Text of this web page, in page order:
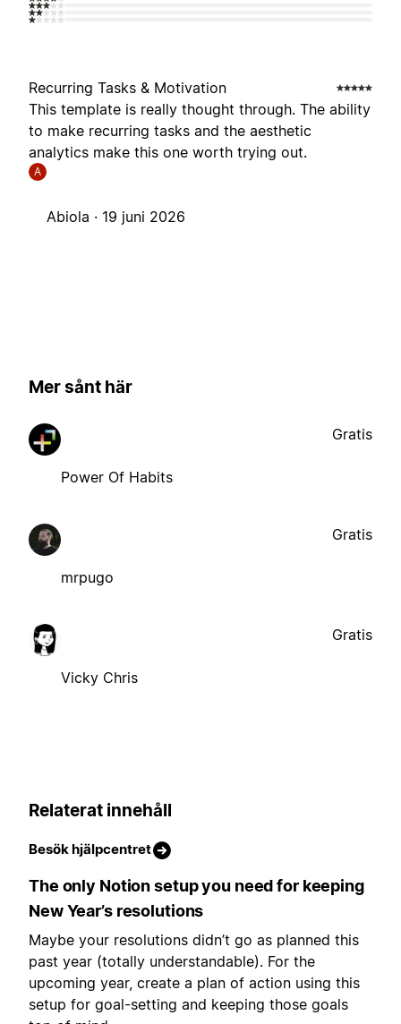
Recurring Tasks & Motivation
This template is really thought through. The ability
to make recurring tasks and the aesthetic
analytics make this one worth trying out.
A
Abiola · 19 juni 2026
Mer sånt här
Power Of Habits
Gratis
mrpugo
Gratis
Vicky Chris
Gratis
Relaterat innehåll
Besök hjälpcentret
The only Notion setup you need for keeping
New Year’s resolutions
Maybe your resolutions didn’t go as planned this
past year (totally understandable). For the
upcoming year, create a plan of action using this
setup for goal-setting and keeping those goals